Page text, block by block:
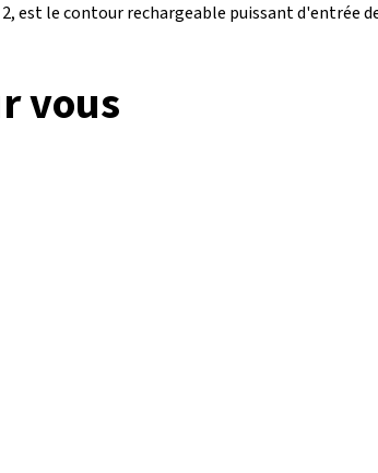
2, est le contour rechargeable puissant d'entrée
vous